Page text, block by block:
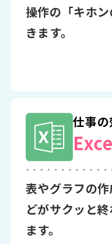
操作の「キホ
きます。
仕事の
表やグラフの
どがサクッと
ます。